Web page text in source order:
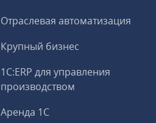
Отраслевая автоматизация
Крупный бизнес
1С:ERP для управления
производством
Аренда 1С